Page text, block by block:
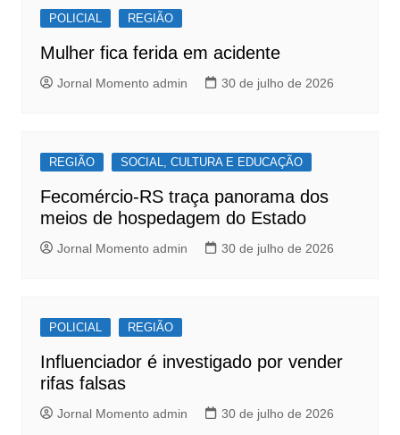
o
o
k
p
p
POLICIAL REGIÃO
Mulher fica ferida em acidente
Jornal Momento admin 30 de julho de 2026
REGIÃO SOCIAL, CULTURA E EDUCAÇÃO
Fecomércio-RS traça panorama dos
meios de hospedagem do Estado
Jornal Momento admin 30 de julho de 2026
POLICIAL REGIÃO
Influenciador é investigado por vender
rifas falsas
Jornal Momento admin 30 de julho de 2026